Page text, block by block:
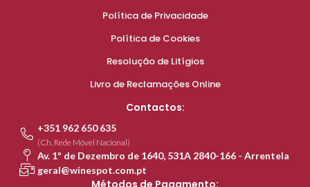
Política de Privacidade
Política de Cookies
Resolução de Litígios
Livro de Reclamações Online
Contactos:
+351 962 650 635
(Ch. Rede Móvel Nacional)
Av. 1º de Dezembro de 1640, 531A 2840-166 - Arrentela
geral@winespot.com.pt
Métodos de Pagamento: